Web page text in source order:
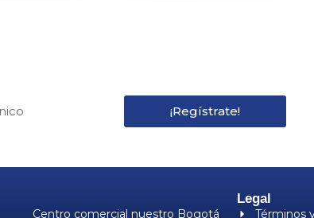
¡Regístrate!
Centro comercial nuestro Bogotá
Legal
Términos